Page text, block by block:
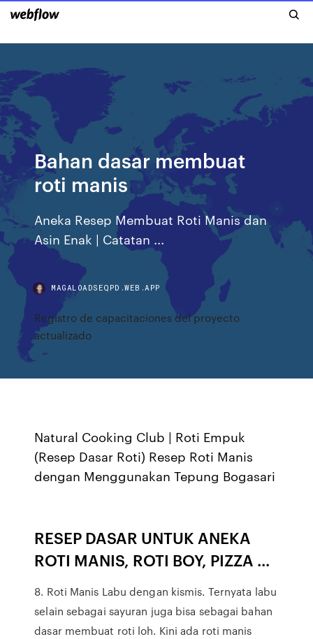
Bahan dasar membuat
roti manis
Aneka Resep Membuat Roti Manis dan
Asin Enak | Catatan ...
MAGALOADSEQPD.WEB.APP
Registro de capacitaciones del proyecto
actualizado
Natural Cooking Club | Roti Empuk
(Resep Dasar Roti) Resep Roti Manis
dengan Menggunakan Tepung Bogasari
RESEP DASAR UNTUK ANEKA
ROTI MANIS, ROTI BOY, PIZZA ...
8. Roti Manis Labu dengan kismis. Ternyata labu
selain sebagai sayuran juga bisa sebagai bahan
dasar membuat roti loh. Kini ada roti manis